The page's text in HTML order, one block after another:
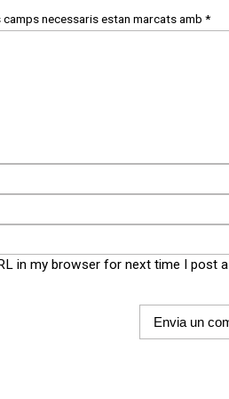
camps necessaris estan marcats amb *
in my browser for next time I post a